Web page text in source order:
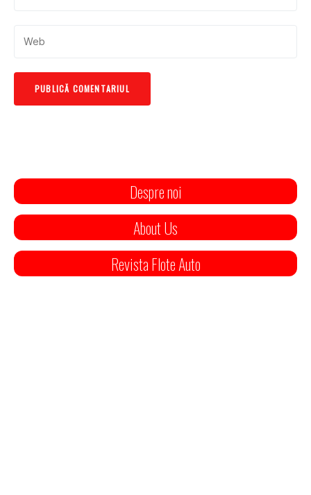
Despre noi
About Us
Revista Flote Auto